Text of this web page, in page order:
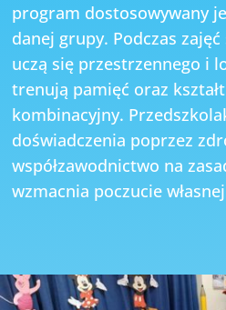
program dostosowywany
danej grupy. Podczas
uczą się przestrzennego i
trenują pamięć oraz
kombinacyjny.
doświadczenia poprzez
współzawodnictwo na
wzmacnia poczucie